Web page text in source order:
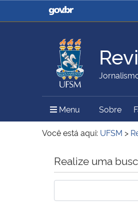
Casa Civil
Ministério da Agricultura,
Pecuária e Abastecimento
Ministério do Meio Ambiente
Menu MenuSobre
Você está aqui: UFSM >
Início do conteúdo
Realize uma